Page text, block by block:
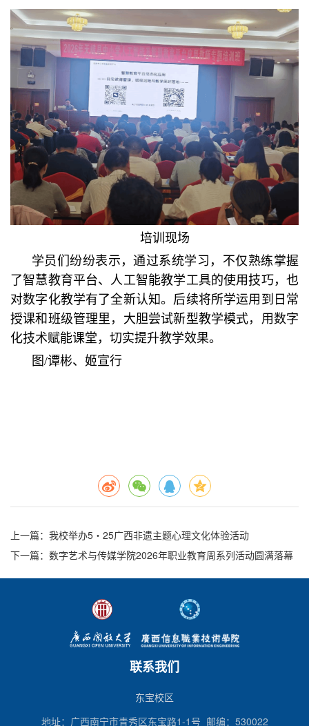
培训现场
学员们纷纷表示，通过系统学习，不仅熟练掌握
了智慧教育平台、人工智能教学工具的使用技巧，也
对数字化教学有了全新认知。后续将所学运用到日常
授课和班级管理里，大胆尝试新型教学模式，用数字
化技术赋能课堂，切实提升教学效果。
图/谭彬、姬宣行
上一篇：我校举办5・25广西非遗主题心理文化体验活动
下一篇：数字艺术与传媒学院2026年职业教育周系列活动圆满落幕
联系我们
东宝校区
地址：广西南宁市青秀区东宝路1-1号 邮编：530022